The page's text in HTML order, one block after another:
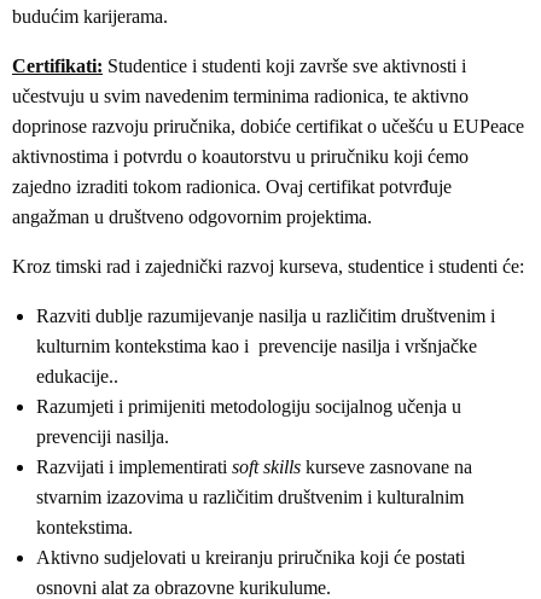
budućim karijerama.
Certifikati: Studentice i studenti koji završe sve aktivnosti i
učestvuju u svim navedenim terminima radionica, te aktivno
doprinosе razvoju priručnika, dobiće certifikat o učešću u EUPeace
aktivnostima i potvrdu o koautorstvu u priručniku koji ćemo
zajedno izraditi tokom radionica. Ovaj certifikat potvrđuje
angažman u društveno odgovornim projektima.
Kroz timski rad i zajednički razvoj kurseva, studentice i studenti će:
Razviti dublje razumijevanje nasilja u različitim društvenim i
kulturnim kontekstima kao i prevencije nasilja i vršnjačke
edukacije..
Razumjeti i primijeniti metodologiju socijalnog učenja u
prevenciji nasilja.
Razvijati i implementirati soft skills kurseve zasnovane na
stvarnim izazovima u različitim društvenim i kulturalnim
kontekstima.
Aktivno sudjelovati u kreiranju priručnika koji će postati
osnovni alat za obrazovne kurikulume.